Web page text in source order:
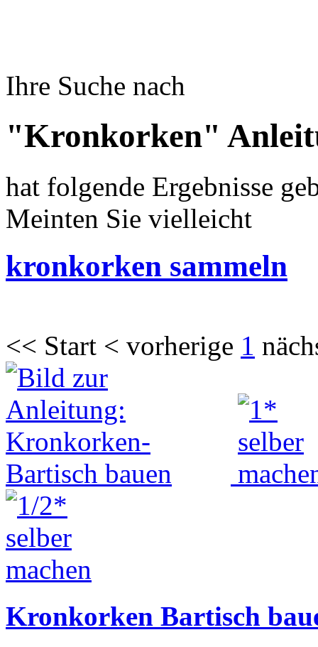
Ihre Suche nach
"Kronkorken"
hat folgende Ergebnisse
Meinten Sie vielleicht
kronkorken sammeln
<< Start < vorherige 1
Kronkorken Bartisch